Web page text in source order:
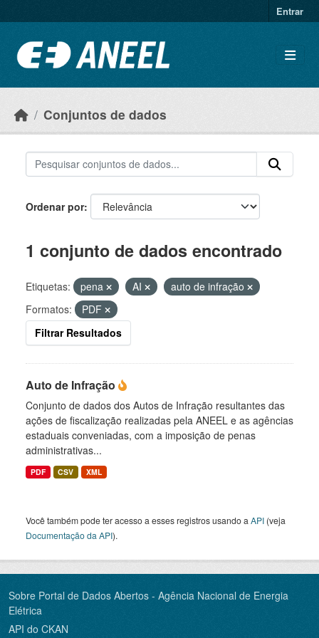
Entrar
Conjuntos de dados
Ordenar por
1 conjunto de dados encontrado
Etiquetas: pena AI
auto de infração
Formatos:
PDF
Filtrar Resultados
Auto de Infração
Conjunto de dados dos Autos de Infração resultantes das
ações de fiscalização realizadas pela ANEEL e as agências
estaduais conveniadas, com a imposição de penas
administrativas...
PDF CSV XML
Você também pode ter acesso a esses registros usando a API (veja
Documentação da API).
Sobre Portal de Dados Abertos - Agência Nacional de Energia
Elétrica
API do CKAN